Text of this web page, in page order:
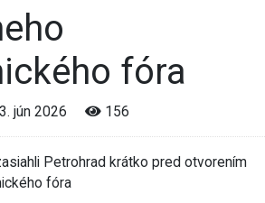
fóra
3. jún 2026 156